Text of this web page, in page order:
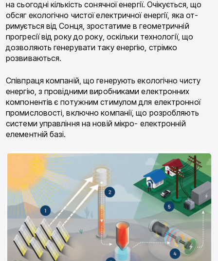
на сьогодні кількість сонячної енергії. Очікується, що
обсяг екологічно чистої електричної енергії, яка от-
римується від Сонця, зростатиме в геометричній
прогресії від року до року, оскільки технології, що
дозволяють генерувати таку енергію, стрімко
розвиваються.
Співпраця компаній, що генерують екологічно чисту
енергію, з провідними виробниками електронних
компонентів є потужним стимулом для електронної
промисловості, включно компанії, що розробляють
системи управління на новій мікро- електронній
елементній базі.